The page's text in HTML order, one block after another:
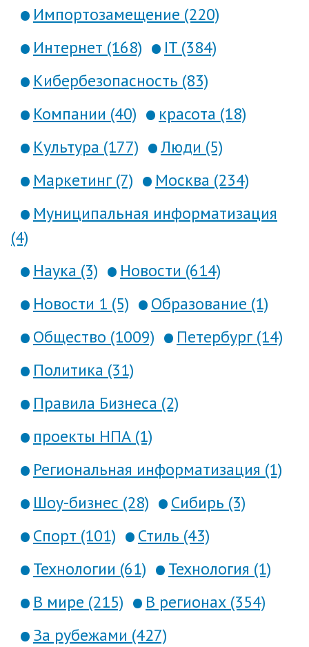
Импортозамещение (220)
Интернет (168)
IT (384)
Кибербезопасность (83)
Компании (40)
красота (18)
Культура (177)
Люди (5)
Маркетинг (7)
Москва (234)
Муниципальная информатизация
(4)
Наука (3)
Новости (614)
Новости 1 (5)
Образование (1)
Общество (1009)
Петербург (14)
Политика (31)
Правила Бизнеса (2)
проекты НПА (1)
Региональная информатизация (1)
Шоу-бизнес (28)
Сибирь (3)
Спорт (101)
Стиль (43)
Технологии (61)
Технология (1)
В мире (215)
В регионах (354)
За рубежами (427)